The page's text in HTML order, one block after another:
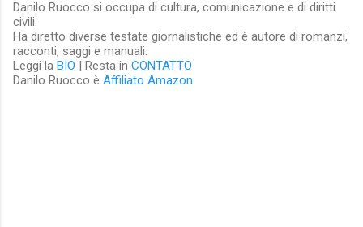
Danilo Ruocco si occupa di cultura, comunicazione e di diritti
civili.
Ha diretto diverse testate giornalistiche ed è autore di romanzi,
racconti, saggi e manuali.
Leggi la BIO | Resta in CONTATTO
Danilo Ruocco è Affiliato Amazon